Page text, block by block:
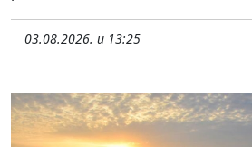
03.08.2026. u 13:25